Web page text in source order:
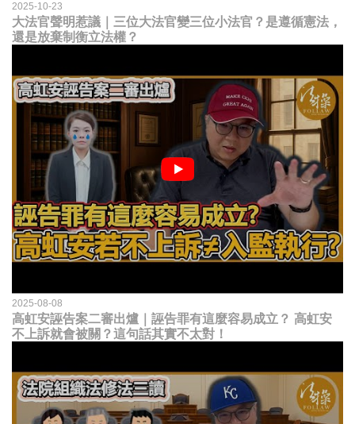
2025-10-23
大法官聲明惹議｜三位大法官變三位小法官？是遵循憲法，
還是放棄制衡立法權？
2025-08-08
高虹安誣告案二審出爐｜誣告罪有這麼容易成立？ 高虹安
不上訴就會被關？這句話其實不太對！